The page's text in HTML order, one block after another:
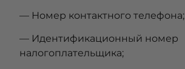
— Номер контактного телефона;
— Идентификационный номер
налогоплательщика;